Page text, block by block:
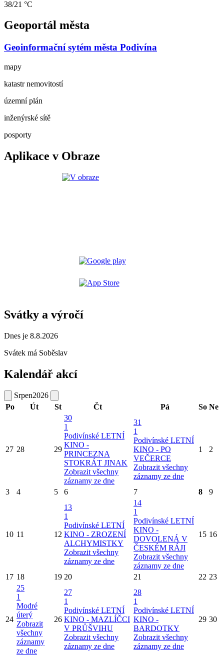
38/21 °C
Geoportál města
Geoinformační sytém města Podivína
mapy
katastr nemovitostí
územní plán
inženýrské sítě
posporty
Aplikace v Obraze
Svátky a výročí
Dnes je 8.8.2026
Svátek má Soběslav
Kalendář akcí
Srpen2026
Po
Út St Čt Pá So Ne
27 28 29
30
1
Podivínské LETNÍ
KINO -
PRINCEZNA
STOKRÁT JINAK
Zobrazit všechny
záznamy ze dne
31
1
Podivínské LETNÍ
KINO - PO
VEČERCE
Zobrazit všechny
záznamy ze dne
1 2
3 4 5 6 7 8 9
10 11 12
13
1
Podivínské LETNÍ
KINO - ZROZENÍ
ALCHYMISTKY
Zobrazit všechny
záznamy ze dne
14
1
Podivínské LETNÍ
KINO -
DOVOLENÁ V
ČESKÉM RÁJI
Zobrazit všechny
záznamy ze dne
15 16
17 18 19 20 21 22 23
24
25
1
Modré
úterý
Zobrazit
všechny
záznamy
ze dne
26
27
1
Podivínské LETNÍ
KINO - MAZLÍČCI
V PRŮŠVIHU
Zobrazit všechny
záznamy ze dne
28
1
Podivínské LETNÍ
KINO -
BARDOTKY
Zobrazit všechny
záznamy ze dne
29 30